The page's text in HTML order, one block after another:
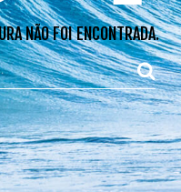
NÃO FOI ENCONTRADA.